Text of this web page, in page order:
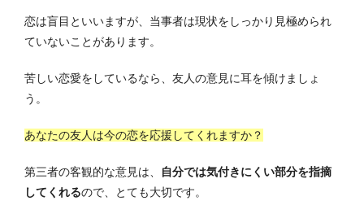
恋は盲目といいますが、当事者は現状をしっかり見極められ
ていないことがあります。
苦しい恋愛をしているなら、友人の意見に耳を傾けましょ
う。
あなたの友人は今の恋を応援してくれますか？
第三者の客観的な意見は、
自分では気付きにくい部分を指摘
してくれるので、とても大切です。